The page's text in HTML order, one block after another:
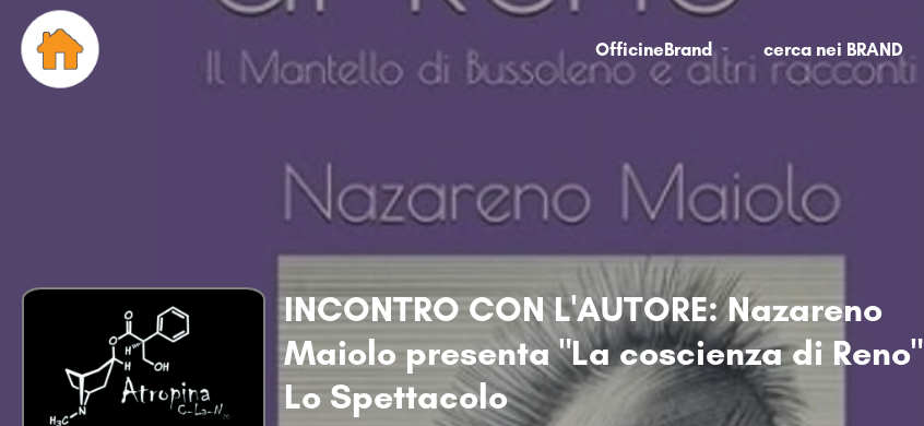
OfficineBrand cerca nei BRAND
INCONTRO CON L'AUTORE: Nazareno
Maiolo presenta "La coscienza di Reno"
Lo Spettacolo